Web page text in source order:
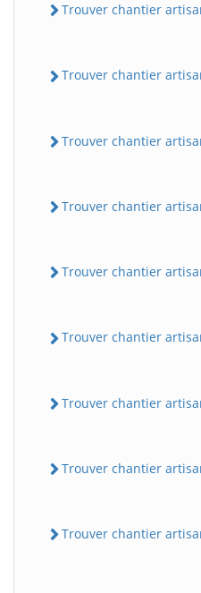
Trouver chantier
Trouver chantier
Trouver chantier
Trouver chantier
Trouver chantier
Trouver chantier
Trouver chantier
Trouver chantier
Trouver chantier